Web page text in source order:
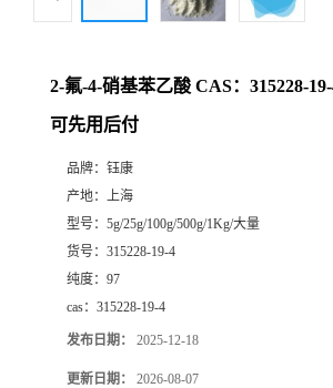
2-氟-4-硝基苯乙酸 CAS：315228-
可先用后付
品牌： 钰康
产地： 上海
型号： 5g/25g/100g/500g/1Kg/大量
货号： 315228-19-4
纯度： 97
cas： 315228-19-4
发布日期： 2025-12-18
更新日期： 2026-08-07